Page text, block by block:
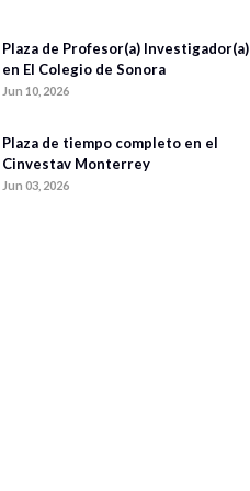
Plaza de Profesor(a) Investigador(a)
en El Colegio de Sonora
Jun 10, 2026
Plaza de tiempo completo en el
Cinvestav Monterrey
Jun 03, 2026